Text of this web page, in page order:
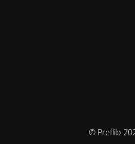
© Preflib